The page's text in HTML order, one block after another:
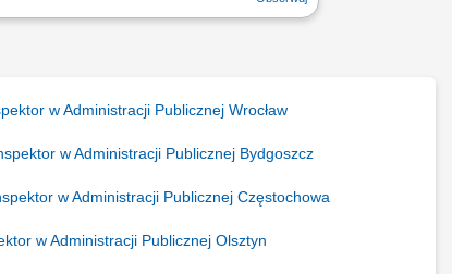
w Administracji Publicznej Wrocław
w Administracji Publicznej Bydgoszcz
w Administracji Publicznej Częstochowa
w Administracji Publicznej Olsztyn